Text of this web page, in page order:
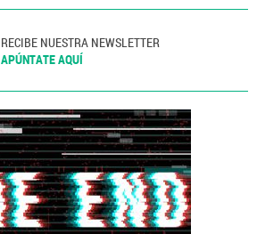
RECIBE NUESTRA NEWSLETTER
APÚNTATE AQUÍ